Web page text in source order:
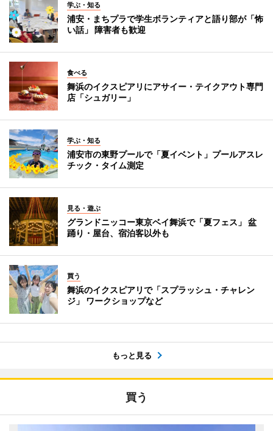
学ぶ・知る
浦安・まちプラで学生ボランティアと語り部が「怖
い話」 障害者も歓迎
食べる
舞浜のイクスピアリにアサイー・テイクアウト専門
店「シュガリー」
学ぶ・知る
浦安市の東野プールで「夏イベント」プールアスレ
チック・タイム測定
見る・遊ぶ
グランドニッコー東京ベイ舞浜で「夏フェス」 盆
踊り・屋台、宿泊客以外も
買う
舞浜のイクスピアリで「スプラッシュ・チャレン
ジ」 ワークショップなど
もっと見る
買う